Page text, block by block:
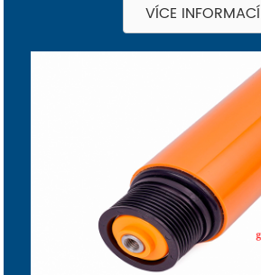
VÍCE INFORMACÍ